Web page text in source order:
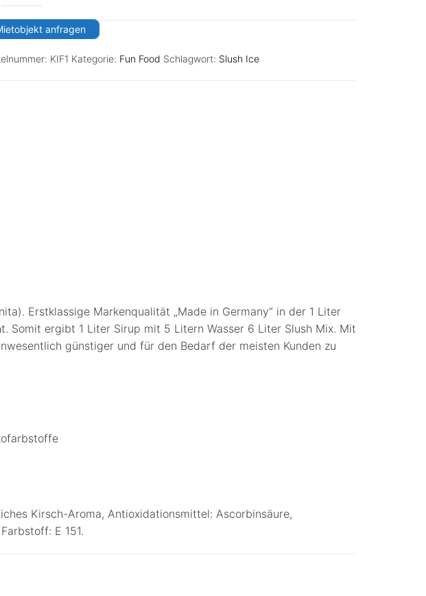
anfragen
KIF1 Kategorie: Fun Food Schlagwort: Slush Ice
Erstklassige Markenqualität „Made in Germany“ in der 1 Liter
Somit ergibt 1 Liter Sirup mit 5 Litern Wasser 6 Liter Slush Mix. Mit
günstiger und für den Bedarf der meisten Kunden zu
Kirsch-Aroma, Antioxidationsmittel: Ascorbinsäure,
E 151.